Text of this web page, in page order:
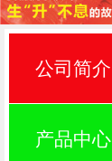
公司简介
产品中心